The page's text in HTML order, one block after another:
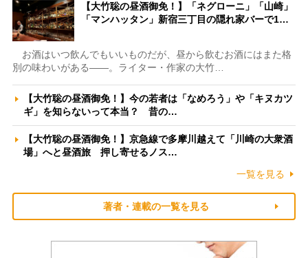
【大竹聡の昼酒御免！】「ネグローニ」「山崎」
「マンハッタン」新宿三丁目の隠れ家バーで1…
お酒はいつ飲んでもいいものだが、昼から飲むお酒にはまた格
別の味わいがある――。ライター・作家の大竹…
【大竹聡の昼酒御免！】今の若者は「なめろう」や「キヌカツ
ギ」を知らないって本当？ 昔の…
【大竹聡の昼酒御免！】京急線で多摩川越えて「川崎の大衆酒
場」へと昼酒旅 押し寄せるノス…
一覧を見る
著者・連載の一覧を見る